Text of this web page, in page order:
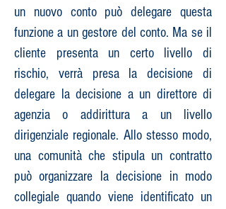
un nuovo conto può delegare questa
funzione a un gestore del conto. Ma se il
cliente presenta un certo livello di
rischio, verrà presa la decisione di
delegare la decisione a un direttore di
agenzia o addirittura a un livello
dirigenziale regionale. Allo stesso modo,
una comunità che stipula un contratto
può organizzare la decisione in modo
collegiale quando viene identificato un